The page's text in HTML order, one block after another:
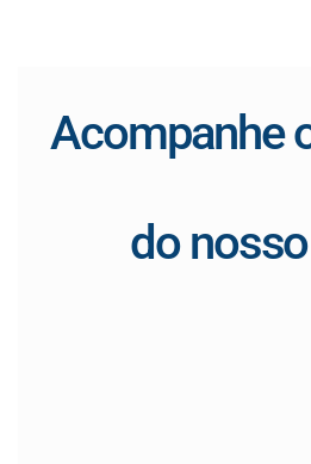
Acompanhe
do